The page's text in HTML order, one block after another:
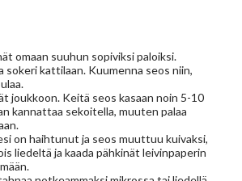
omaan suuhun sopiviksi paloiksi.
sokeri kattilaan. Kuumenna seos niin,
joukkoon. Keitä seos kasaan noin 5-10
kannattaa sekoitella, muuten palaa
on haihtunut ja seos muuttuu kuivaksi,
liedeltä ja kaada pähkinät leivinpaperin